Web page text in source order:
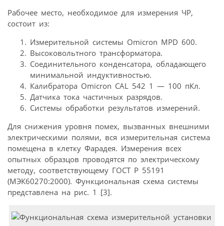
Рабочее место, необходимое для измерения ЧР,
состоит из:
Измерительной системы Omicron MPD 600.
Высоковольтного трансформатора.
Соединительного конденсатора, обладающего
минимальной индуктивностью.
Калибратора Omicron CAL 542 1 — 100 пКл.
Датчика тока частичных разрядов.
Системы обработки результатов измерений.
Для снижения уровня помех, вызванных внешними
электрическими полями, вся измерительная система
помещена в клетку Фарадея. Измерения всех
опытных образцов проводятся по электрическому
методу, соответствующему ГОСТ Р 55191
(МЭК60270:2000). Функциональная схема системы
представлена на рис. 1 [3].